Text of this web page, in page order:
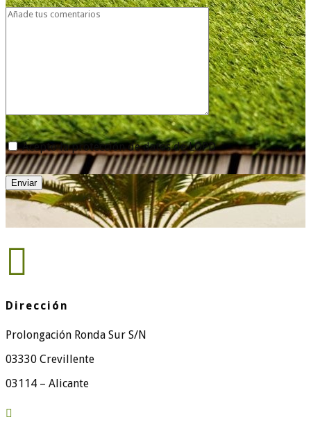
Acepto la protección de datos de LOPD
Enviar

Dirección
Prolongación Ronda Sur S/N
03330 Crevillente
03114 – Alicante
